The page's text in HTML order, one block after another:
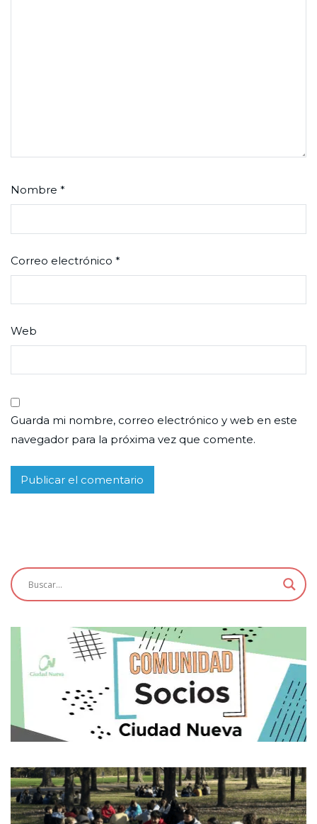
Nombre *
Correo electrónico *
Web
Guarda mi nombre, correo electrónico y web en este
navegador para la próxima vez que comente.